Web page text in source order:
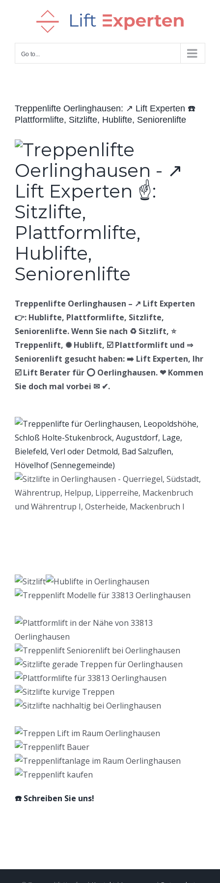
Go to...
Treppenlifte Oerlinghausen: ↗️ Lift Experten ☎️
Plattformlifte, Sitzlifte, Hublifte, Seniorenlifte
Treppenlifte Oerlinghausen – ↗️ Lift Experten
👉: Hublifte, Plattformlifte, Sitzlifte,
Seniorenlifte. Wenn Sie nach ♻ Sitzlift, ⭐
Treppenlift, ✺ Hublift, ☑️ Plattformlift und ⇒
Seniorenlift gesucht haben: ➡️ Lift Experten, Ihr
☑️ Lift Berater für ⭕ Oerlinghausen. ❤ Kommen
Sie doch mal vorbei ✉ ✔.
☎️ Schreiben Sie uns!